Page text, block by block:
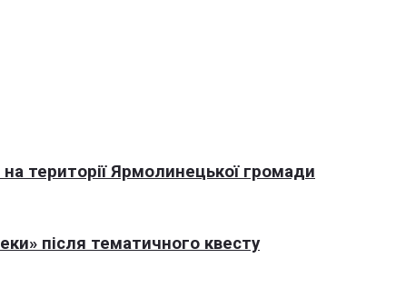
на території Ярмолинецької громади
після тематичного квесту